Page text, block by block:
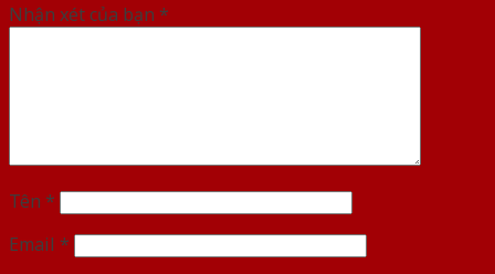
Nhận xét của bạn *
Tên *
Email *